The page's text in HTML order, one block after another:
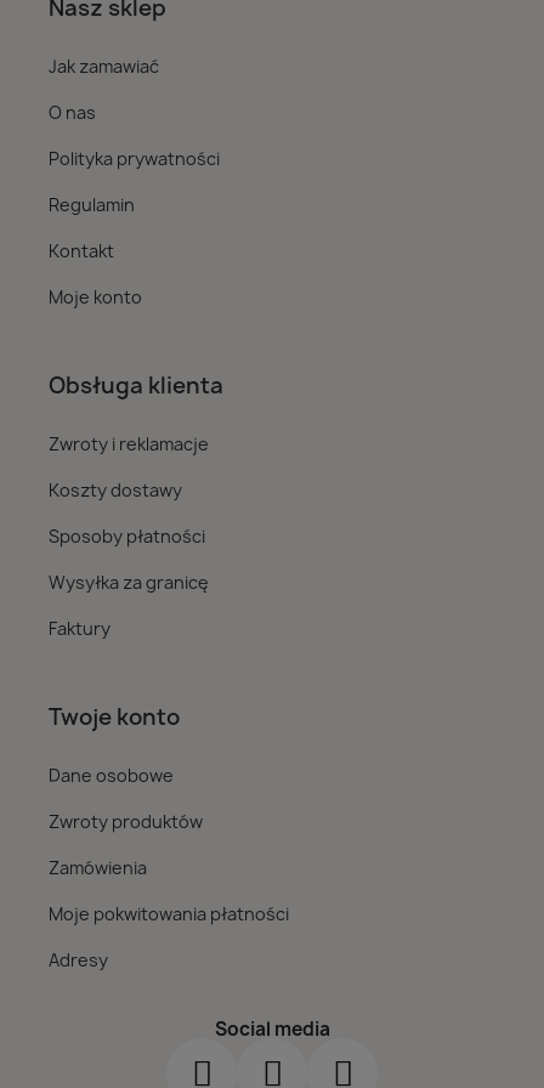
Nasz sklep
Jak zamawiać
O nas
Polityka prywatności
Regulamin
Kontakt
Moje konto
Obsługa klienta
Zwroty i reklamacje
Koszty dostawy
Sposoby płatności
Wysyłka za granicę
Faktury
Twoje konto
Dane osobowe
Zwroty produktów
Zamówienia
Moje pokwitowania płatności
Adresy
Social media